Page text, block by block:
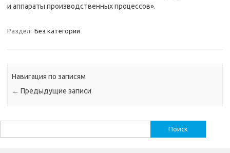
и аппараты производственных процессов».
Раздел: Без категории
Навигация по записям
← Предыдущие записи